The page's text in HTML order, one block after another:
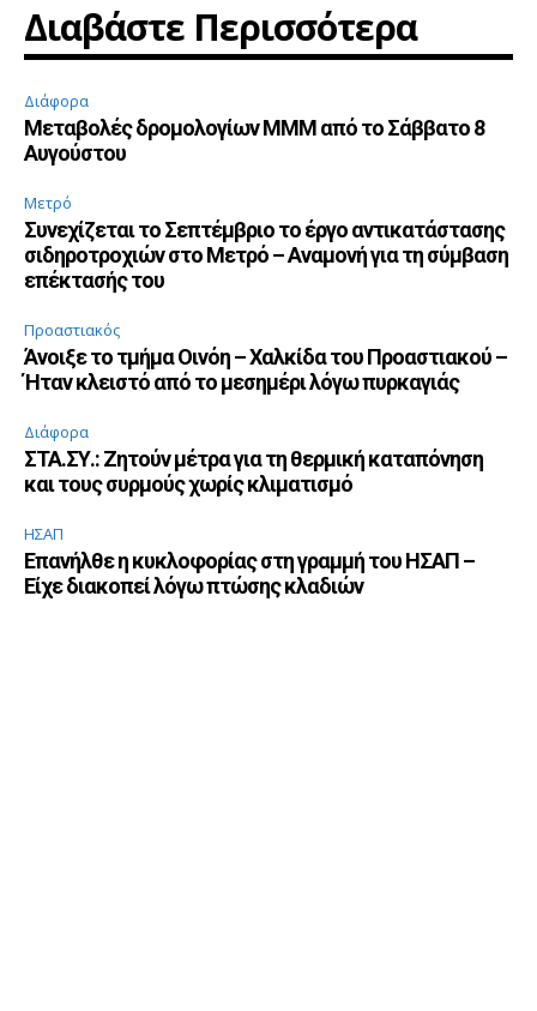
Διαβάστε Περισσότερα
Διάφορα
Μεταβολές δρομολογίων ΜΜΜ από το Σάββατο 8
Αυγούστου
Μετρό
Συνεχίζεται το Σεπτέμβριο το έργο αντικατάστασης
σιδηροτροχιών στο Μετρό – Αναμονή για τη σύμβαση
επέκτασής του
Προαστιακός
Άνοιξε το τμήμα Οινόη – Χαλκίδα του Προαστιακού –
Ήταν κλειστό από το μεσημέρι λόγω πυρκαγιάς
Διάφορα
ΣΤΑ.ΣΥ.: Ζητούν μέτρα για τη θερμική καταπόνηση
και τους συρμούς χωρίς κλιματισμό
ΗΣΑΠ
Επανήλθε η κυκλοφορίας στη γραμμή του ΗΣΑΠ –
Είχε διακοπεί λόγω πτώσης κλαδιών